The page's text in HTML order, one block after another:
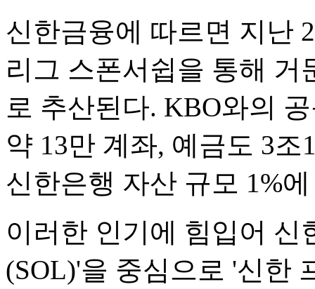
신한금융에 따르면 지난
리그 스폰서쉽을 통해 거
로 추산된다. KBO와의
약 13만 계좌, 예금도 3
신한은행 자산 규모 1%
이러한 인기에 힘입어 신
(SOL)'을 중심으로 '신한